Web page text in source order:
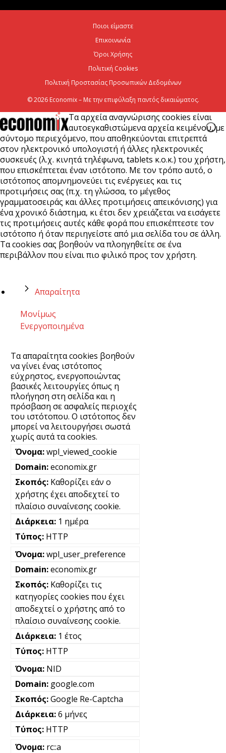
Ψεκασμοί για την καταπολέμηση των κουνουπιών,
στις 10-11-12 Αυγούστου
Ποιοι είμαστε
Επικοινωνία
Όροι Χρήσης
Πολιτική Cookies
Πολιτική Προστασίας Προσωπικών Δεδομένων
© 2026 Economix – Με την επιφύλαξη παντός δικαιώματος.
Τα αρχεία αναγνώρισης cookies είναι
αυτοεγκαθιστώμενα αρχεία κειμένου, με
σύντομο περιεχόμενο, που αποθηκεύονται επιτρεπτά
στον ηλεκτρονικό υπολογιστή ή άλλες ηλεκτρονικές
συσκευές (λ.χ. κινητά τηλέφωνα, tablets κ.ο.κ.) του χρήστη,
που επισκέπτεται έναν ιστότοπο. Με τον τρόπο αυτό, ο
ιστότοπος απομνημονεύει τις ενέργειες και τις
προτιμήσεις σας (π.χ. τη γλώσσα, το μέγεθος
γραμματοσειράς και άλλες προτιμήσεις απεικόνισης) για
ένα χρονικό διάστημα, κι έτσι δεν χρειάζεται να εισάγετε
τις προτιμήσεις αυτές κάθε φορά που επισκέπτεστε τον
ιστότοπο ή όταν περιηγείστε από μια σελίδα του σε άλλη.
Τα cookies σας βοηθούν να πλοηγηθείτε σε ένα
περιβάλλον που είναι πιο φιλικό προς τον χρήστη.
Απαραίτητα
Μονίμως
Ενεργοποιημένα
Τα απαραίτητα cookies βοηθούν
να γίνει ένας ιστότοπος
εύχρηστος, ενεργοποιώντας
βασικές λειτουργίες όπως η
πλοήγηση στη σελίδα και η
πρόσβαση σε ασφαλείς περιοχές
του ιστότοπου. Ο ιστότοπος δεν
μπορεί να λειτουργήσει σωστά
χωρίς αυτά τα cookies.
wpl_viewed_cookie
economix.gr
Καθορίζει εάν ο
χρήστης έχει αποδεχτεί το
πλαίσιο συναίνεσης cookie.
1 ημέρα
HTTP
wpl_user_preference
economix.gr
Καθορίζει τις
κατηγορίες cookies που έχει
αποδεχτεί ο χρήστης από το
πλαίσιο συναίνεσης cookie.
1 έτος
HTTP
NID
google.com
Google Re-Captcha
6 μήνες
HTTP
rc::a